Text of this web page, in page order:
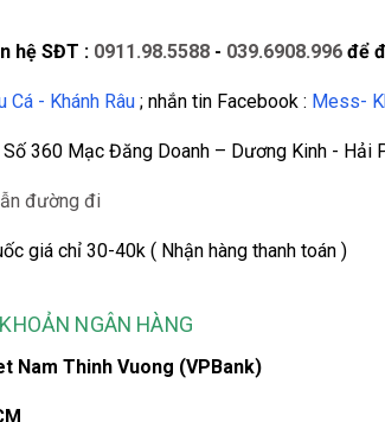
hệ SĐT : 0911.98.5588 - 039.6908.996 để
Cá - Khánh Râu ; nhắn tin Facebook : Mess-
360 Mạc Đăng Doanh – Dương Kinh - Hải
đường đi
giá chỉ 30-40k ( Nhận hàng thanh toán )
NGÂN HÀNG
Nam Thinh Vuong (VPBank)